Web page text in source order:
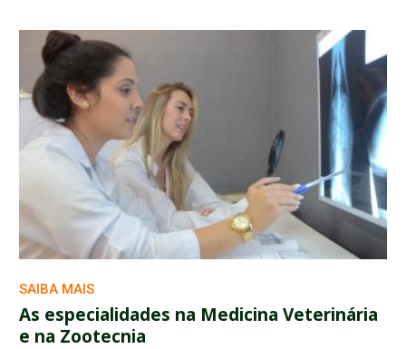
SAIBA MAIS
As especialidades na Medicina Veterinária
e na Zootecnia